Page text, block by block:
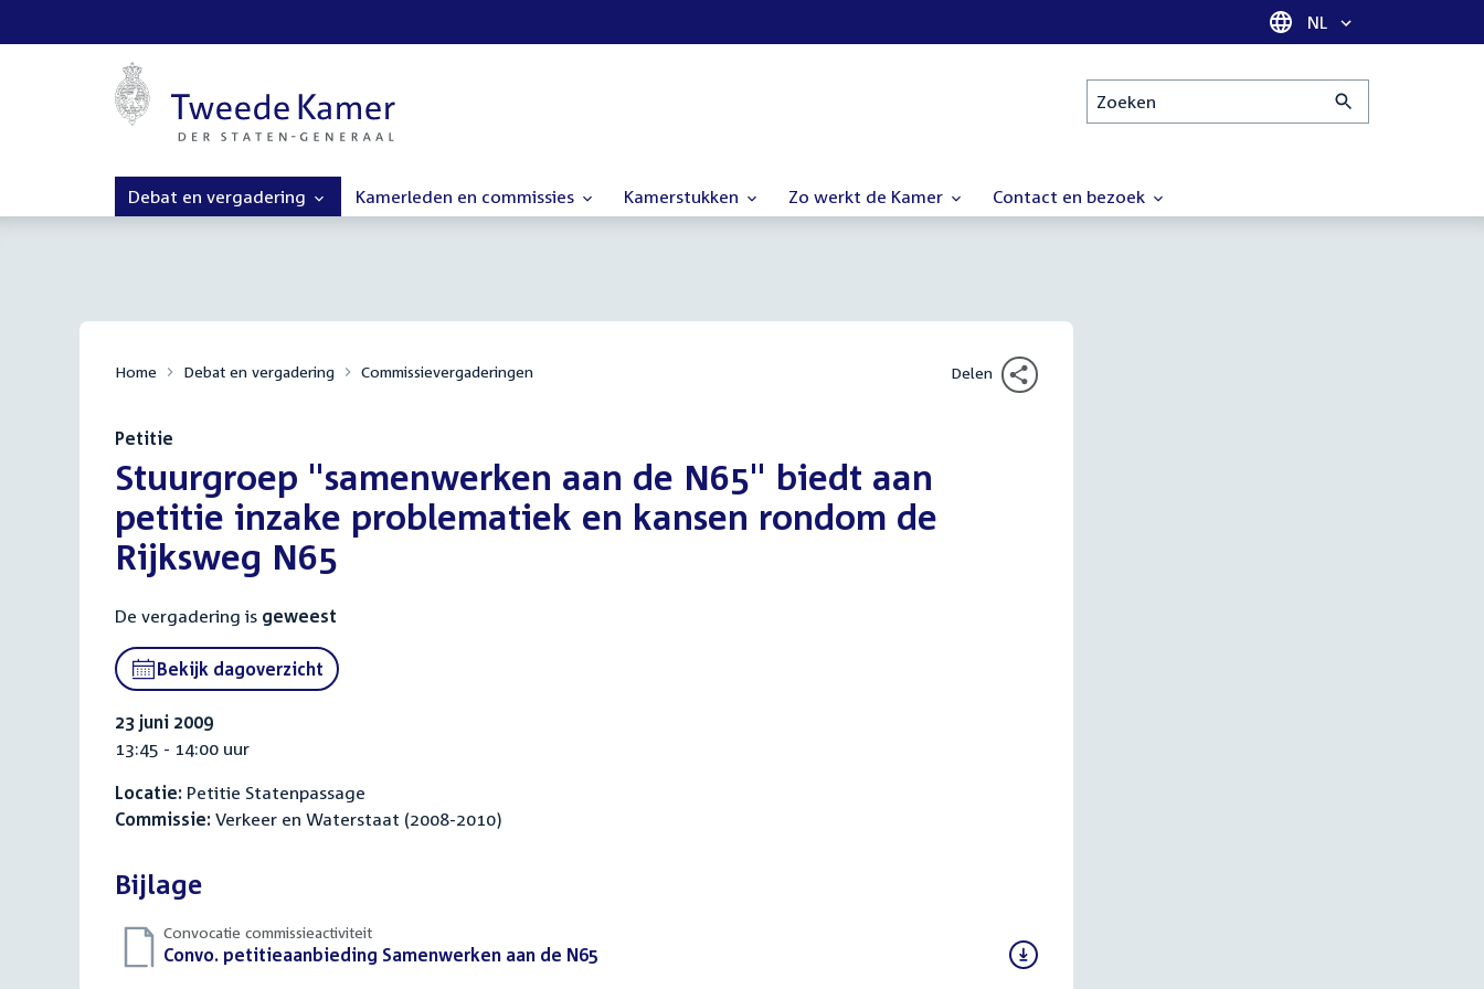
Taal selectie
NL
Zoeken
Debat en vergadering Kamerleden en commissies Kamerstukken Zo werkt de Kamer Contact en bezoek
Home Debat en vergadering Commissievergaderingen Delen
Petitie
:Stuurgroep "samenwerken aan de N65" biedt aan
petitie inzake problematiek en kansen rondom de
Rijksweg N65
De vergadering is geweest
Bekijk dagoverzicht
23 juni 2009
13:45 - 14:00 uur
Locatie: Petitie Statenpassage
Commissie: Verkeer en Waterstaat (2008-2010)
Bijlage
Convocatie commissieactiviteit
Download
Convo. petitieaanbieding Samenwerken aan de N65